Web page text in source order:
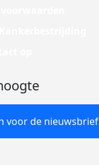
voor de nieuwsbrief